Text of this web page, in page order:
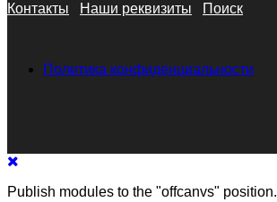
Контакты Наши реквизиты Поиск
Политика конфиденциальности
Publish modules to the "offcanvs" position.